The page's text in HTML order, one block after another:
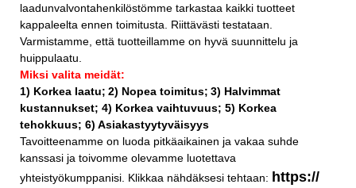
laadunvalvontahenkilöstömme tarkastaa kaikki tuotteet
kappaleelta ennen toimitusta. Riittävästi testataan.
Varmistamme, että tuotteillamme on hyvä suunnittelu ja
huippulaatu.
Miksi valita meidät:
1) Korkea laatu; 2) Nopea toimitus; 3) Halvimmat
kustannukset; 4) Korkea vaihtuvuus; 5) Korkea
tehokkuus; 6) Asiakastyytyväisyys
Tavoitteenamme on luoda pitkäaikainen ja vakaa suhde
kanssasi ja toivomme olevamme luotettava
yhteistyökumppanisi. Klikkaa nähdäksesi tehtaan: https://